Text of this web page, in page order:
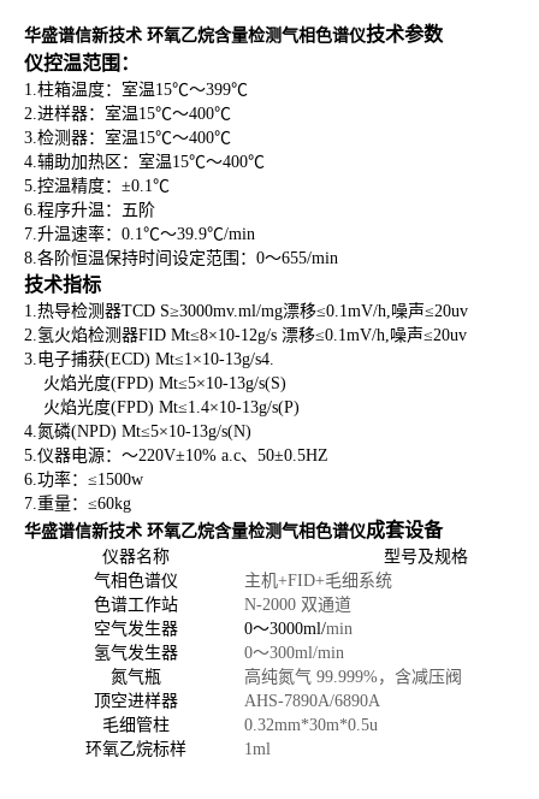
华盛谱信新技术 环氧乙烷含量检测气相色谱仪技术参数
仪控温范围：
1.柱箱温度：室温15℃～399℃
2.进样器：室温15℃～400℃
3.检测器：室温15℃～400℃
4.辅助加热区：室温15℃～400℃
5.控温精度：±0.1℃
6.程序升温：五阶
7.升温速率：0.1℃～39.9℃/min
8.各阶恒温保持时间设定范围：0～655/min
技术指标
1.热导检测器TCD S≥3000mv.ml/mg漂移≤0.1mV/h,噪声≤20uv
2.氢火焰检测器FID Mt≤8×10-12g/s 漂移≤0.1mV/h,噪声≤20uv
3.电子捕获(ECD) Mt≤1×10-13g/s4.
火焰光度(FPD) Mt≤5×10-13g/s(S)
火焰光度(FPD) Mt≤1.4×10-13g/s(P)
4.氮磷(NPD) Mt≤5×10-13g/s(N)
5.仪器电源：～220V±10% a.c、50±0.5HZ
6.功率：≤1500w
7.重量：≤60kg
华盛谱信新技术 环氧乙烷含量检测气相色谱仪成套设备
仪器名称
型号及规格
气相色谱仪
主机+FID+毛细系统
色谱工作站
N-2000 双通道
空气发生器
0～3000ml/min
氢气发生器
0～300ml/min
氮气瓶
高纯氮气 99.999%，含减压阀
顶空进样器
AHS-7890A/6890A
毛细管柱
0.32mm*30m*0.5u
环氧乙烷标样
1ml